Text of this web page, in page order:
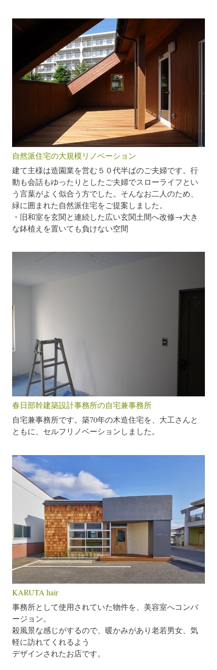
自然派住宅の大規模リノベーション
建て主様は造園業を営む５０代半ばのご夫婦です。行
動も会話もゆったりとしたご夫婦でスローライフとい
う言葉がよく似合う方でした。そんなお二人のため、
緑に囲まれた自然派住宅をご提案しました。
・旧和室を玄関と連続した広い玄関土間へ改修→大き
な鉢植えを置いても負けない空間
春日部幹建築設計事務所の自宅兼事務所
自宅兼事務所です。築70年の木造住宅を、大工さんと
ともに、セルフリノベーションしました。
KARUTA hair
事務所として使用されていた物件を、美容室へコンバ
ージョン。
殺風景な感じがするので、暖かみがあり老若男女、気
軽に訪れてくれるよう
デザインされたお店です。